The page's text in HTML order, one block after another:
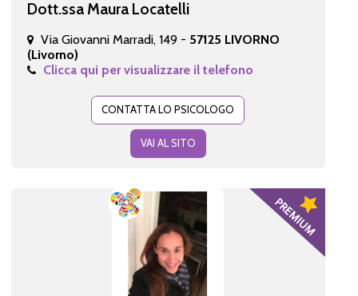
Dott.ssa Maura Locatelli
Via Giovanni Marradi, 149 - 57125 LIVORNO
(Livorno)
Clicca qui per visualizzare il telefono
CONTATTA LO PSICOLOGO
VAI AL SITO